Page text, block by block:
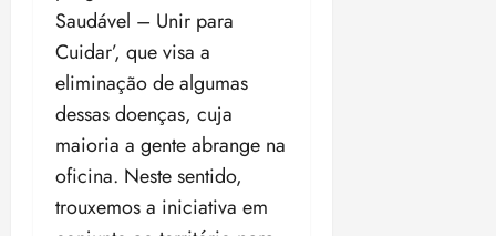
Saudável – Unir para
Cuidar’, que visa a
eliminação de algumas
dessas doenças, cuja
maioria a gente abrange na
oficina. Neste sentido,
trouxemos a iniciativa em